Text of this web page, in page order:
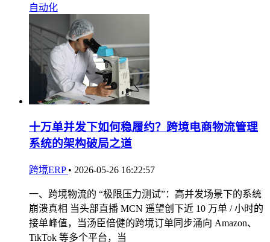
自动化
十万单并发下如何稳履约？跨境电商物流管理
系统的架构破局之道
跨境ERP • 2026-05-26 16:22:57
一、跨境物流的 “极限压力测试”：高并发场景下的系统
崩溃真相 当头部直播 MCN 遥望创下近 10 万单 / 小时的
接单峰值，当汤臣倍健的跨境订单同步涌向 Amazon、
TikTok 等多个平台，当